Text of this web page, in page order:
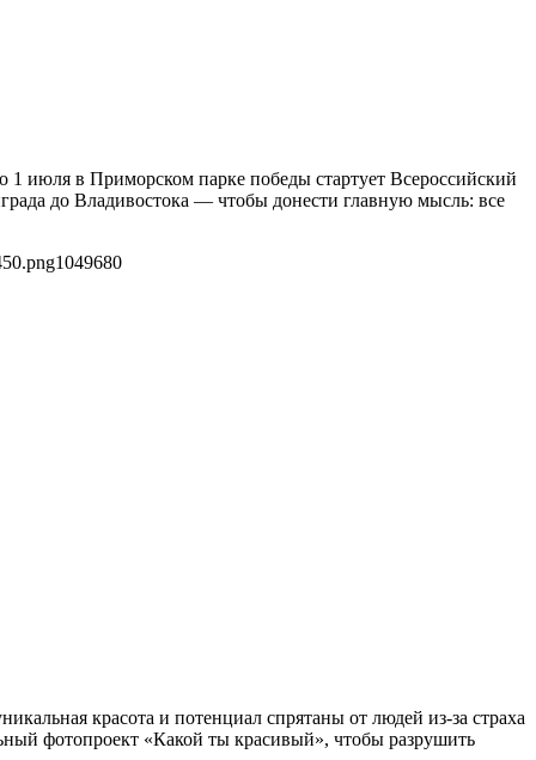
июля в Приморском парке победы стартует Всероссийский
до Владивостока — чтобы донести главную мысль: все
1049680
красота и потенциал спрятаны от людей из-за страха
фотопроект «Какой ты красивый», чтобы разрушить